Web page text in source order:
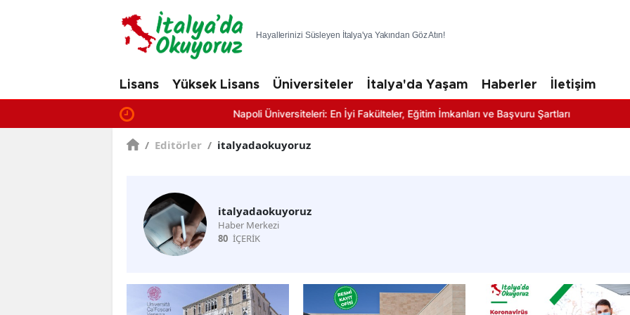
Hayallerinizi Süsleyen İtalya'ya Yakından Göz Atın!
Lisans Yüksek Lisans Üniversiteler İtalya'da Yaşam Haberler İletişim
Napoli Üniversiteleri: En İyi Fakülteler, Eğitim İmkanları ve Başvuru Şartları
/ Editörler / italyadaokuyoruz
italyadaokuyoruz
Haber Merkezi
80 İÇERİK